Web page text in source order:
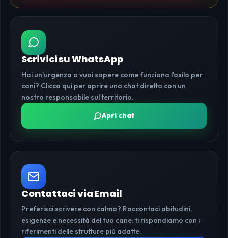
Scrivici su WhatsApp
Hai un'urgenza o vuoi sapere come funziona l'asilo per
cani? Clicca qui per aprire una chat diretta con un
nostro responsabile sul territorio.
Apri chat
Contattaci via Email
Preferisci scrivere con calma? Raccontaci abitudini,
esigenze e necessità del tuo cane: ti rispondiamo con i
riferimenti delle strutture più adatte.